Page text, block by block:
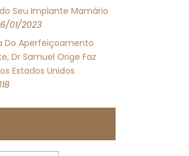
Seu Implante Mamário
01/2023
Do Aperfeiçoamento
Dr Samuel Orige Faz
Estados Unidos